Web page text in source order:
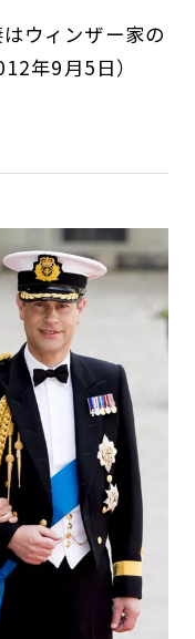
ウィンザー家の
年9月5日）